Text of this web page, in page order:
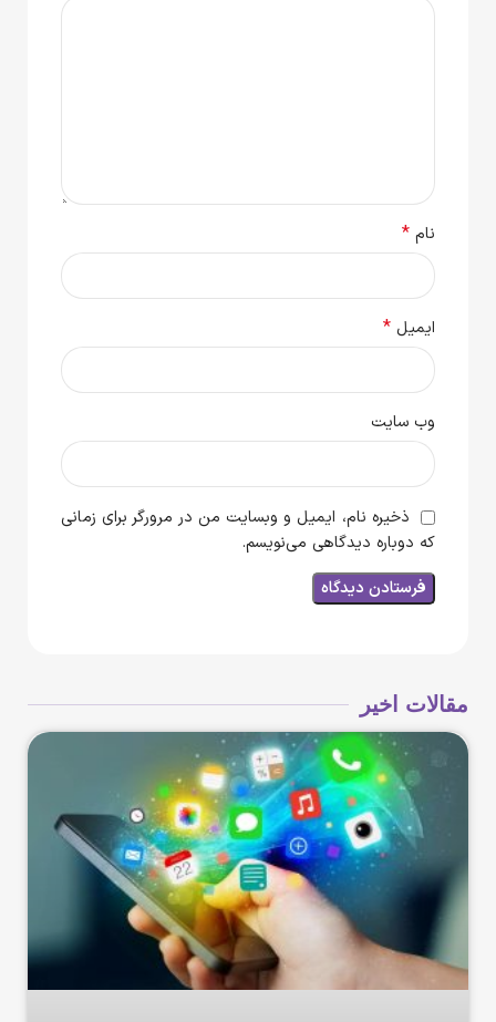
نام *
ایمیل *
وب‌ سایت
ذخیره نام، ایمیل و وبسایت من در مرورگر برای زمانی
که دوباره دیدگاهی می‌نویسم.
مقالات اخیر